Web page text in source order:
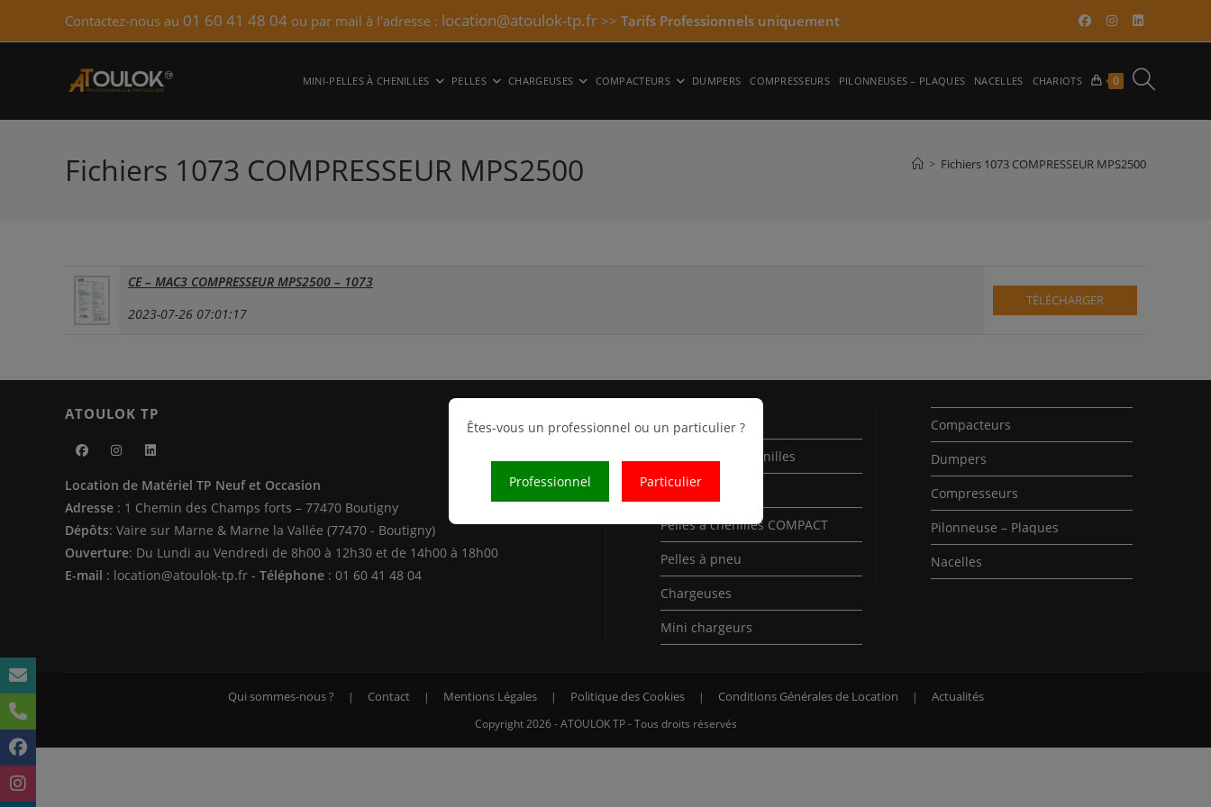
Contactez-nous au 01 60 41 48 04 ou par mail à l'adresse : location@atoulok-tp.fr >> Tarifs Professionnels uniquement​
MINI-PELLES À CHENILLES PELLES CHARGEUSES COMPACTEURS DUMPERS COMPRESSEURS PILONNEUSES – PLAQUES NACELLES CHARIOTS 0 TOGGLE
WEBSITE
Fichiers 1073 COMPRESSEUR MPS2500 > Fichiers 1073 COMPRESSEUR MPS2500
CE – MAC3 COMPRESSEUR MPS2500 – 1073
2023-07-26 07:01:17
TÉLÉCHARGER
ATOULOK TP
dans
un
nouvel
onglet
dans
un
nouvel
onglet
dans
un
nouvel
onglet
Location de Matériel TP Neuf et Occasion
Adresse : 1 Chemin des Champs forts – 77470 Boutigny
Dépôts: Vaire sur Marne & Marne la Vallée (77470 - Boutigny)
Ouverture: Du Lundi au Vendredi de 8h00 à 12h30 et de 14h00 à 18h00
E-mail : location@atoulok-tp.fr - Téléphone : 01 60 41 48 04
Mini-Pelles à chenilles
Pelles à chenilles
Pelles à chenilles COMPACT
Pelles à pneu
Chargeuses
Mini chargeurs
Compacteurs
Dumpers
Compresseurs
Pilonneuse – Plaques
Nacelles
Qui sommes-nous ? Contact Mentions Légales Politique des Cookies Conditions Générales de Location Actualités
Copyright 2026 - ATOULOK TP - Tous droits réservés
Êtes-vous un professionnel ou un particulier ?
Professionnel Particulier